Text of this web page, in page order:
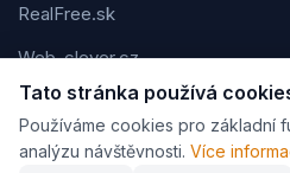
RealFree.sk
Web-clever.cz
Kvízov.cz
Karavaning.net
Tato stránka používá
Používáme cookies pro základní
analýzu návštěvnosti. Více